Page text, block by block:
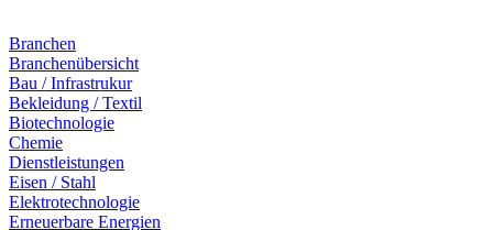
Branchen
Branchenübersicht
Bau / Infrastrukur
Bekleidung / Textil
Biotechnologie
Chemie
Dienstleistungen
Eisen / Stahl
Elektrotechnologie
Erneuerbare Energien